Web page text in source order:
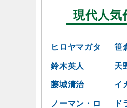
現代人気
ヒロヤマガタ 笹
鈴木英人 天
藤城清治 イ
ノーマン・ロ
ド